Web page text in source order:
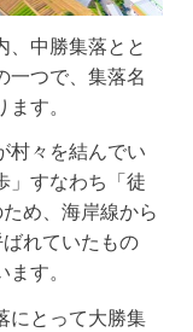
、中勝集落とと
一つで、集落名
す。
村々を結んでい
」すなわち「徒
め、海岸線から
れていたもの
す。
にとって大勝集